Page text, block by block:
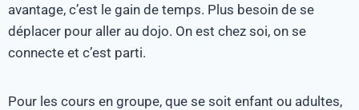
avantage, c’est le gain de temps. Plus besoin de se
déplacer pour aller au dojo. On est chez soi, on se
connecte et c’est parti.
Pour les cours en groupe, que se soit enfant ou adultes,